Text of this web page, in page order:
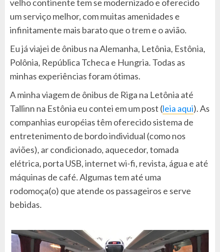
velho continente tem se modernizado e oferecido
um serviço melhor, com muitas amenidades e
infinitamente mais barato que o trem e o avião.
Eu já viajei de ônibus na Alemanha, Letônia, Estônia,
Polônia, República Tcheca e Hungria. Todas as
minhas experiências foram ótimas.
A minha viagem de ônibus de Riga na Letônia até
Tallinn na Estônia eu contei em um post (leia aqui). As
companhias européias têm oferecido sistema de
entretenimento de bordo individual (como nos
aviões), ar condicionado, aquecedor, tomada
elétrica, porta USB, internet wi-fi, revista, água e até
máquinas de café. Algumas tem até uma
rodomoça(o) que atende os passageiros e serve
bebidas.